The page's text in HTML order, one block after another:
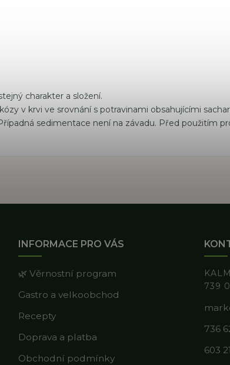
charakter a složení.
v krvi ve srovnání s potravinami obsahujícími
sedimentace není na závadu. Před použitím
INFORMACE PRO VÁS
🌿 Věrnostní program
Gastro a velkoobchod
Recepty
Doprava a platba
Obchodní podmínky
739
736
603